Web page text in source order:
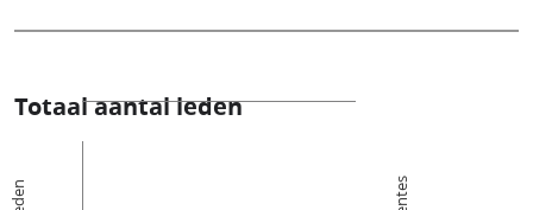
Totaal aantal leden